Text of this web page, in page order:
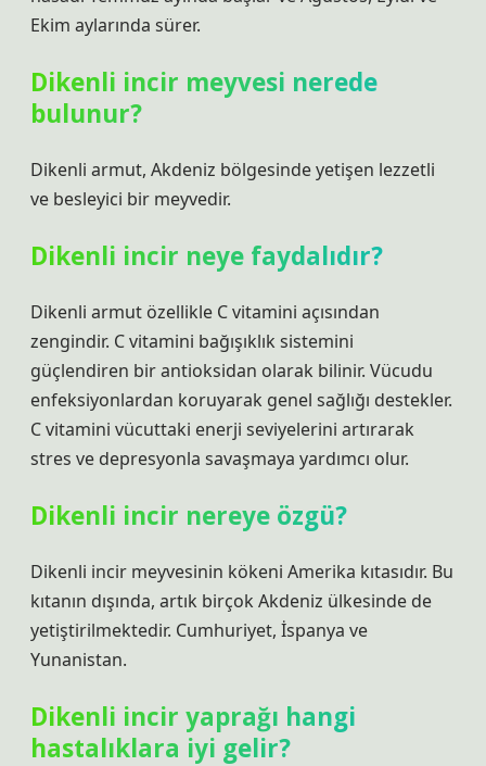
Ekim aylarında sürer.
Dikenli incir meyvesi nerede
bulunur?
Dikenli armut, Akdeniz bölgesinde yetişen lezzetli
ve besleyici bir meyvedir.
Dikenli incir neye faydalıdır?
Dikenli armut özellikle C vitamini açısından
zengindir. C vitamini bağışıklık sistemini
güçlendiren bir antioksidan olarak bilinir. Vücudu
enfeksiyonlardan koruyarak genel sağlığı destekler.
C vitamini vücuttaki enerji seviyelerini artırarak
stres ve depresyonla savaşmaya yardımcı olur.
Dikenli incir nereye özgü?
Dikenli incir meyvesinin kökeni Amerika kıtasıdır. Bu
kıtanın dışında, artık birçok Akdeniz ülkesinde de
yetiştirilmektedir. Cumhuriyet, İspanya ve
Yunanistan.
Dikenli incir yaprağı hangi
hastalıklara iyi gelir?